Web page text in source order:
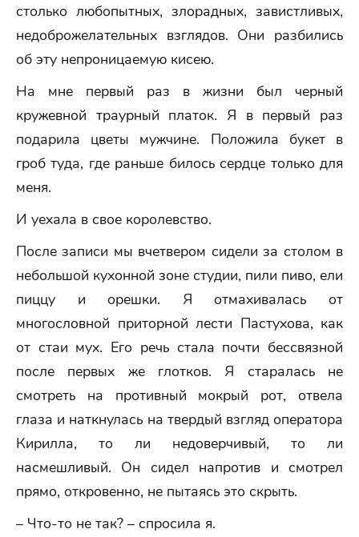
столько любопытных, злорадных, завистливых,
недоброжелательных взглядов. Они разбились
об эту непроницаемую кисею.
На мне первый раз в жизни был черный
кружевной траурный платок. Я в первый раз
подарила цветы мужчине. Положила букет в
гроб туда, где раньше билось сердце только для
меня.
И уехала в свое королевство.
После записи мы вчетвером сидели за столом в
небольшой кухонной зоне студии, пили пиво, ели
пиццу и орешки. Я отмахивалась от
многословной приторной лести Пастухова, как
от стаи мух. Его речь стала почти бессвязной
после первых же глотков. Я старалась не
смотреть на противный мокрый рот, отвела
глаза и наткнулась на твердый взгляд оператора
Кирилла, то ли недоверчивый, то ли
насмешливый. Он сидел напротив и смотрел
прямо, откровенно, не пытаясь это скрыть.
– Что-то не так? – спросила я.